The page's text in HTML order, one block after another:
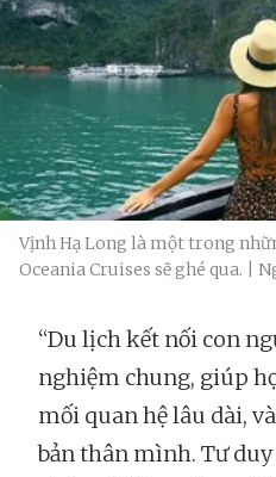
Vịnh Hạ Long là một trong
Oceania Cruises sẽ ghé qua. |
“Du lịch kết nối con
nghiệm chung, giúp
mối quan hệ lâu dài,
bản thân mình. Tư duy